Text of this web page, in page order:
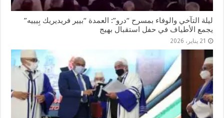
ليلة التآخي والوفاء بمسرح “درو”: العمدة “بيير فريديريك بِيييه”
يجمع الأطياف في حفل استقبال بهيج
21 يناير، 2026